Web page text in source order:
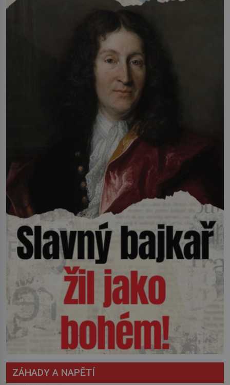
ZÁHADY A NAPĚTÍ